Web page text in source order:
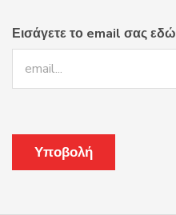
Εισάγετε το email σας εδώ